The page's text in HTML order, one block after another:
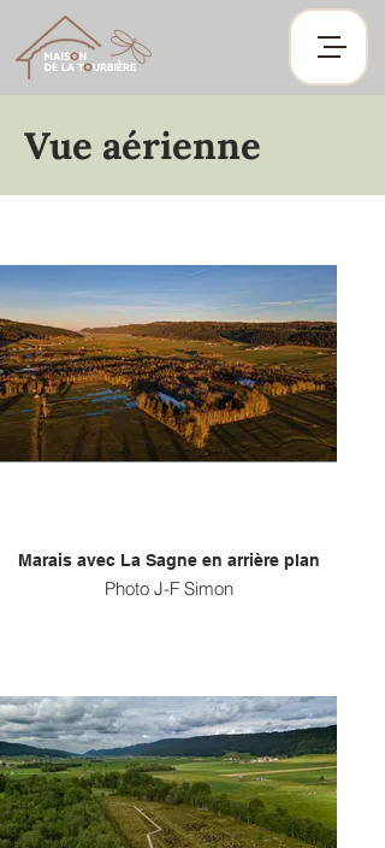
Vue aérienne
Marais avec La Sagne en arrière plan
Photo J-F Simon